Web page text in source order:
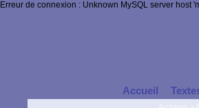
Erreur de connexion : Unknown MySQL server host
Accueil